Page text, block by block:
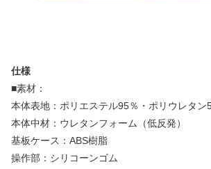
仕様
■素材：
本体表地：ポリエステル95％・ポリウレタン
本体中材：ウレタンフォーム（低反発）
基板ケース：ABS樹脂
操作部：シリコーンゴム